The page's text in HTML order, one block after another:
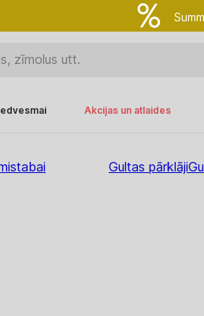
Akcijas un atlaides
Gultas pārklāji